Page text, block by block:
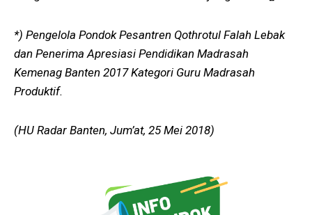
*) Pengelola Pondok Pesantren Qothrotul Falah Lebak
dan Penerima Apresiasi Pendidikan Madrasah
Kemenag Banten 2017 Kategori Guru Madrasah
Produktif.
(HU Radar Banten, Jum’at, 25 Mei 2018)